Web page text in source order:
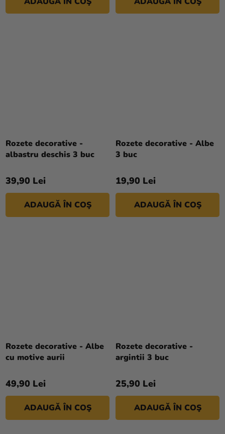
Rozete decorative -
albastru deschis 3 buc
39,90 Lei
ADAUGĂ ÎN COŞ
Rozete decorative - Albe
3 buc
19,90 Lei
ADAUGĂ ÎN COŞ
Rozete decorative - Albe
cu motive aurii
49,90 Lei
ADAUGĂ ÎN COŞ
Rozete decorative -
argintii 3 buc
25,90 Lei
ADAUGĂ ÎN COŞ